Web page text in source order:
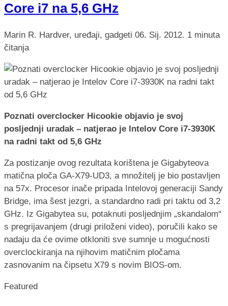
Core i7 na 5,6 GHz
Marin R. Hardver, uređaji, gadgeti 06. Sij. 2012. 1 minuta
čitanja
Poznati overclocker Hicookie objavio je svoj
posljednji uradak – natjerao je Intelov Core i7-3930K
na radni takt od 5,6 GHz
Za postizanje ovog rezultata korištena je Gigabyteova
matična ploča GA-X79-UD3, a množitelj je bio postavljen
na 57x. Procesor inače pripada Intelovoj generaciji Sandy
Bridge, ima šest jezgri, a standardno radi pri taktu od 3,2
GHz. Iz Gigabytea su, potaknuti posljednjim „skandalom“
s pregrijavanjem (drugi priloženi video), poručili kako se
nadaju da će ovime otkloniti sve sumnje u mogućnosti
overclockiranja na njihovim matičnim pločama
zasnovanim na čipsetu X79 s novim BIOS-om.
Featured